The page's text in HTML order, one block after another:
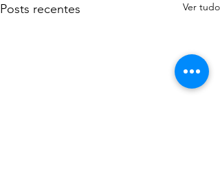
Posts recentes Ver tudo